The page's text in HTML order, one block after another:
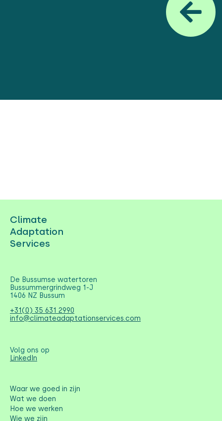
Climate
Adaptation
Services
De Bussumse watertoren
Bussummergrindweg 1-J
1406 NZ Bussum
+31(0) 35 631 2990
info@climateadaptationservices.com
Volg ons op
LinkedIn
Waar we goed in zijn
Wat we doen
Hoe we werken
Wie we zijn